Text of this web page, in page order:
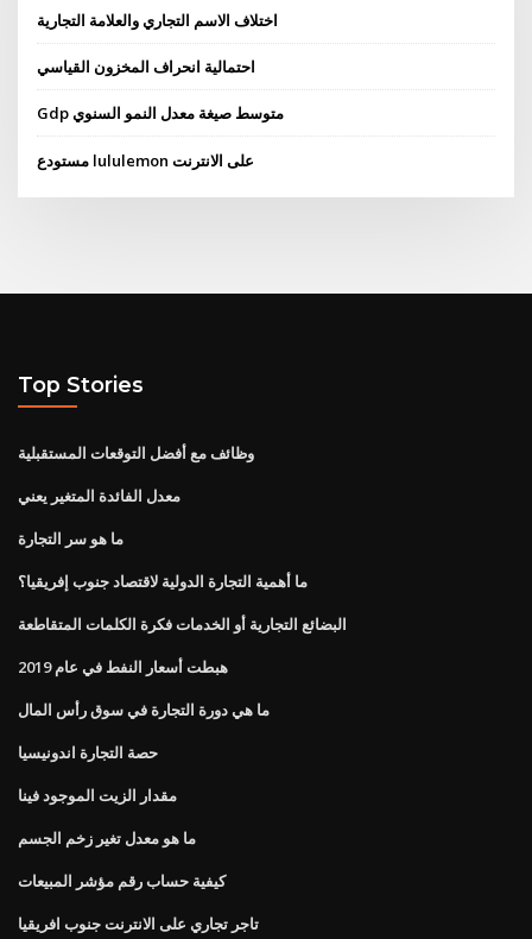
اختلاف الاسم التجاري والعلامة التجارية
احتمالية انحراف المخزون القياسي
Gdp متوسط ​​صيغة معدل النمو السنوي
مستودع lululemon على الانترنت
Top Stories
وظائف مع أفضل التوقعات المستقبلية
معدل الفائدة المتغير يعني
ما هو سر التجارة
ما أهمية التجارة الدولية لاقتصاد جنوب إفريقيا؟
البضائع التجارية أو الخدمات فكرة الكلمات المتقاطعة
هبطت أسعار النفط في عام 2019
ما هي دورة التجارة في سوق رأس المال
حصة التجارة اندونيسيا
مقدار الزيت الموجود فينا
ما هو معدل تغير زخم الجسم
كيفية حساب رقم مؤشر المبيعات
تاجر تجاري على الانترنت جنوب افريقيا